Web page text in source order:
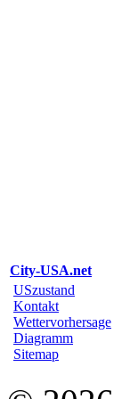
City-USA.net
USzustand
Kontakt
Wettervorhersage
Diagramm
Sitemap